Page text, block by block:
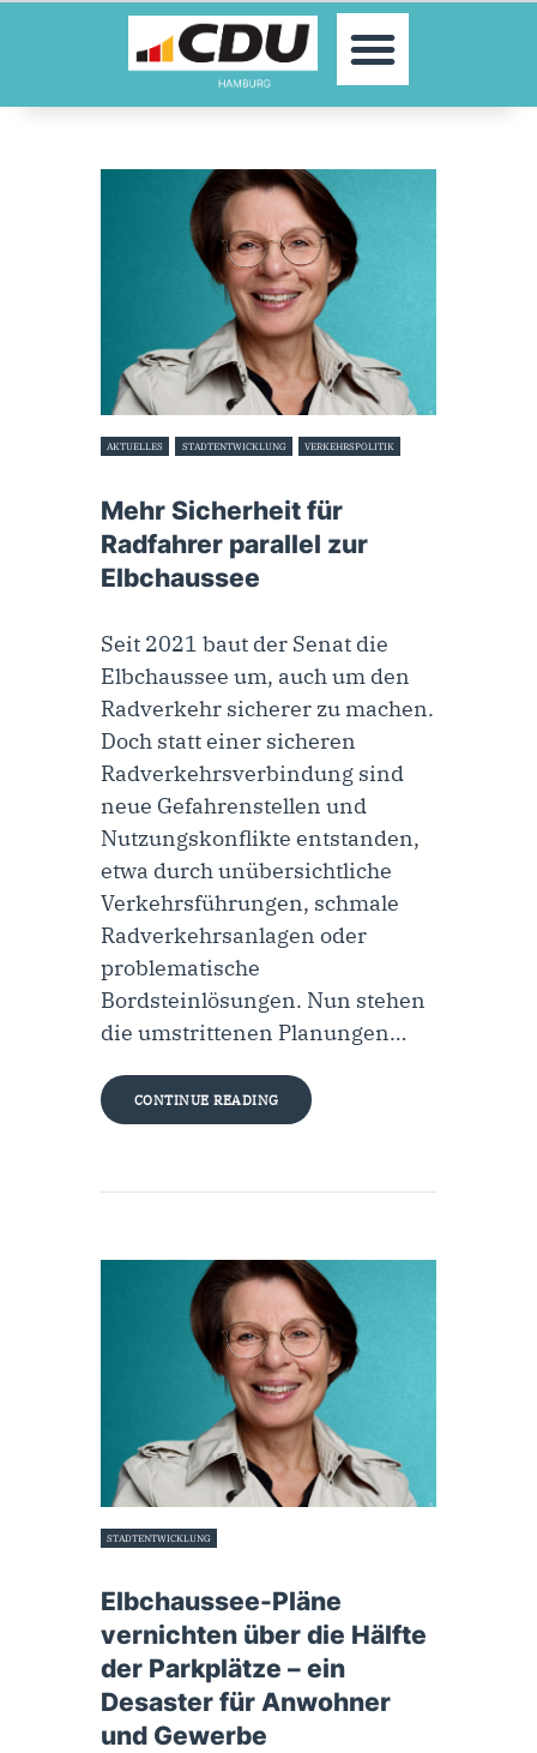
MOIN!
AKTUELLES
PARLAMENTE
KONTAKT
SPENDEN
MITGLIED WERDEN!
AKTUELLES STADTENTWICKLUNG VERKEHRSPOLITIK
Mehr Sicherheit für
Radfahrer parallel zur
Elbchaussee
Seit 2021 baut der Senat die
Elbchaussee um, auch um den
Radverkehr sicherer zu machen.
Doch statt einer sicheren
Radverkehrsverbindung sind
neue Gefahrenstellen und
Nutzungskonflikte entstanden,
etwa durch unübersichtliche
Verkehrsführungen, schmale
Radverkehrsanlagen oder
problematische
Bordsteinlösungen. Nun stehen
die umstrittenen Planungen…
CONTINUE READING
STADTENTWICKLUNG
Elbchaussee-Pläne
vernichten über die Hälfte
der Parkplätze – ein
Desaster für Anwohner
und Gewerbe